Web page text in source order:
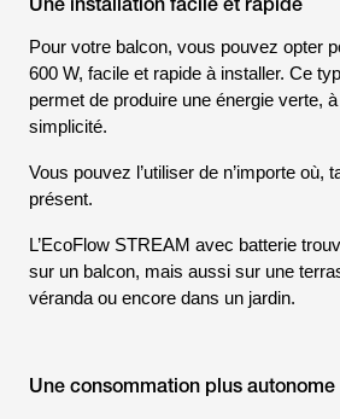
Pour votre balcon, vous pouvez opter
600 W, facile et rapide à installer. Ce
permet de produire une énergie verte,
simplicité.
Vous pouvez l’utiliser de n’importe où,
présent.
L’EcoFlow STREAM avec batterie
sur un balcon, mais aussi sur une
véranda ou encore dans un jardin.
Une consommation plus autonome